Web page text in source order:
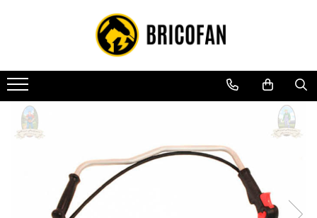
Toate Produsele
Vehicule electrice
Atv
Cu permis
Fără permis
Masini electrice
Piese de schimb vehicule electrice